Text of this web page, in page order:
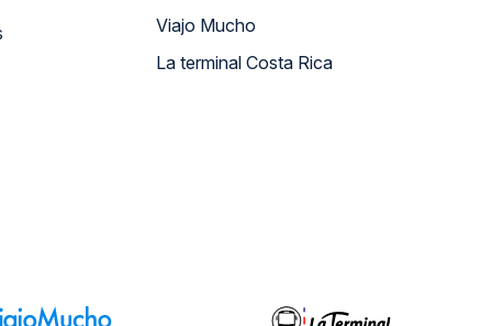
Viajo Mucho
La terminal Costa Rica